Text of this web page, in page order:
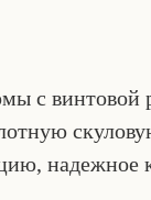
с
надежное